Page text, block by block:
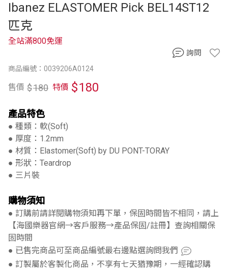
Ibanez ELASTOMER Pick BEL14ST12
匹克
商品編號：0039206A0124
全站滿800免運
售價 $180 特價 $180
產品特色
● 種類：軟(Soft)
● 厚度：1.2mm
● 材質：Elastomer(Soft) by DU PONT-TORAY
● 形狀：Teardrop
● 三片裝
購物須知
● 訂購前請詳閱購物須知再下單，保固時間皆不相同，請上
【海國樂器官網→客戶服務→產品保固/註冊】查詢相關保
固時間
● 已售完商品可至商品編號最右邊點選詢問我們
● 訂製屬於客製化商品，不享有七天猶豫期，一經確認購
詢問